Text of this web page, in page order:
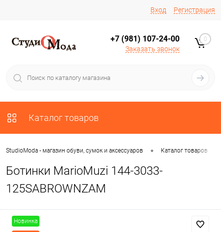
Вход Регистрация
+7 (981) 107-24-00
Заказать звонок
0
Каталог товаров
StudioModa - магазин обуви, сумок и аксессуаров • Каталог товаров
Ботинки MarioMuzi 144-3033-
125SABROWNZAM
Новинка